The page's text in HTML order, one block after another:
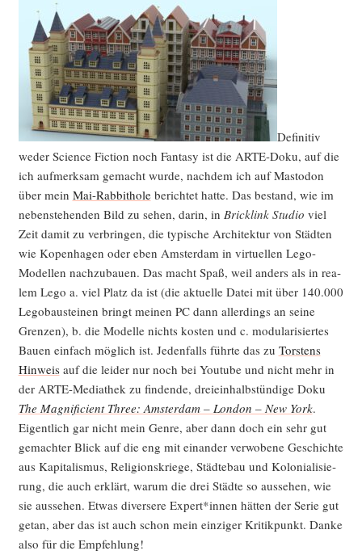
Defi­ni­tiv
weder Sci­ence Fic­tion noch Fan­ta­sy ist die ARTE-Doku, auf die
ich auf­merk­sam gemacht wur­de, nach­dem ich auf Mast­o­don
über mein Mai-Rab­bit­ho­leberich­tet hat­te. Das bestand, wie im
neben­ste­hen­den Bild zu sehen, dar­in, in Brick­link Stu­dio viel
Zeit damit zu ver­brin­gen, die typi­sche Archi­tek­tur von Städ­ten
wie Kopen­ha­gen oder eben Ams­ter­dam in vir­tu­el­len Lego-
Model­len nach­zu­bau­en. Das macht Spaß, weil anders als in rea­
lem Lego a. viel Platz da ist (die aktu­el­le Datei mit über 140.000
Lego­bau­stei­nen bringt mei­nen PC dann aller­dings an sei­ne
Gren­zen), b. die Model­le nichts kos­ten und c. modu­la­ri­sier­tes
Bau­en ein­fach mög­lich ist. Jeden­falls führ­te das zu Tors­tens
Hin­weisauf die lei­der nur noch bei You­tube und nicht mehr in
der ARTE-Media­thek zu fin­den­de, drei­ein­halb­stün­di­ge Doku
The Magni­fi­ci­ent Three: Ams­ter­dam – Lon­don – New York.
Eigent­lich gar nicht mein Gen­re, aber dann doch ein sehr gut
gemach­ter Blick auf die eng mit ein­an­der ver­wo­be­ne Geschich­te
aus Kapi­ta­lis­mus, Reli­gi­ons­krie­ge, Städ­te­bau und Kolo­nia­li­sie­
rung, die auch erklärt, war­um die drei Städ­te so aus­se­hen, wie
sie aus­se­hen. Etwas diver­se­re Expert*innen hät­ten der Serie gut
getan, aber das ist auch schon mein ein­zi­ger Kri­tik­punkt. Dan­ke
also für die Empfehlung!